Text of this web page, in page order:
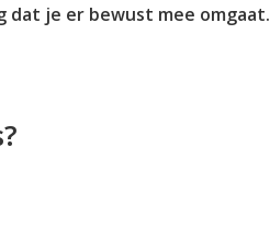
dat je er bewust mee omgaat.